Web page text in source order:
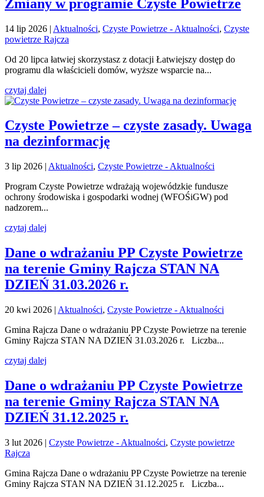
Zmiany w programie Czyste Powietrze
14 lip 2026 | Aktualności, Czyste Powietrze - Aktualności, Czyste
powietrze Rajcza
Od 20 lipca łatwiej skorzystasz z dotacji Łatwiejszy dostęp do
programu dla właścicieli domów, wyższe wsparcie na...
czytaj dalej
Czyste Powietrze – czyste zasady. Uwaga
na dezinformację
3 lip 2026 | Aktualności, Czyste Powietrze - Aktualności
Program Czyste Powietrze wdrażają wojewódzkie fundusze
ochrony środowiska i gospodarki wodnej (WFOŚiGW) pod
nadzorem...
czytaj dalej
Dane o wdrażaniu PP Czyste Powietrze
na terenie Gminy Rajcza STAN NA
DZIEŃ 31.03.2026 r.
20 kwi 2026 | Aktualności, Czyste Powietrze - Aktualności
Gmina Rajcza Dane o wdrażaniu PP Czyste Powietrze na terenie
Gminy Rajcza STAN NA DZIEŃ 31.03.2026 r. Liczba...
czytaj dalej
Dane o wdrażaniu PP Czyste Powietrze
na terenie Gminy Rajcza STAN NA
DZIEŃ 31.12.2025 r.
3 lut 2026 | Czyste Powietrze - Aktualności, Czyste powietrze
Rajcza
Gmina Rajcza Dane o wdrażaniu PP Czyste Powietrze na terenie
Gminy Rajcza STAN NA DZIEŃ 31.12.2025 r. Liczba...